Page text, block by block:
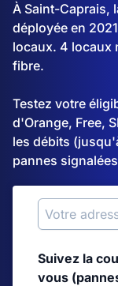
À Saint-Caprais,
déployée en
locaux. 4 locaux
fibre.
Testez votre
d'Orange, Free,
les débits
pannes
Suivez la
vous